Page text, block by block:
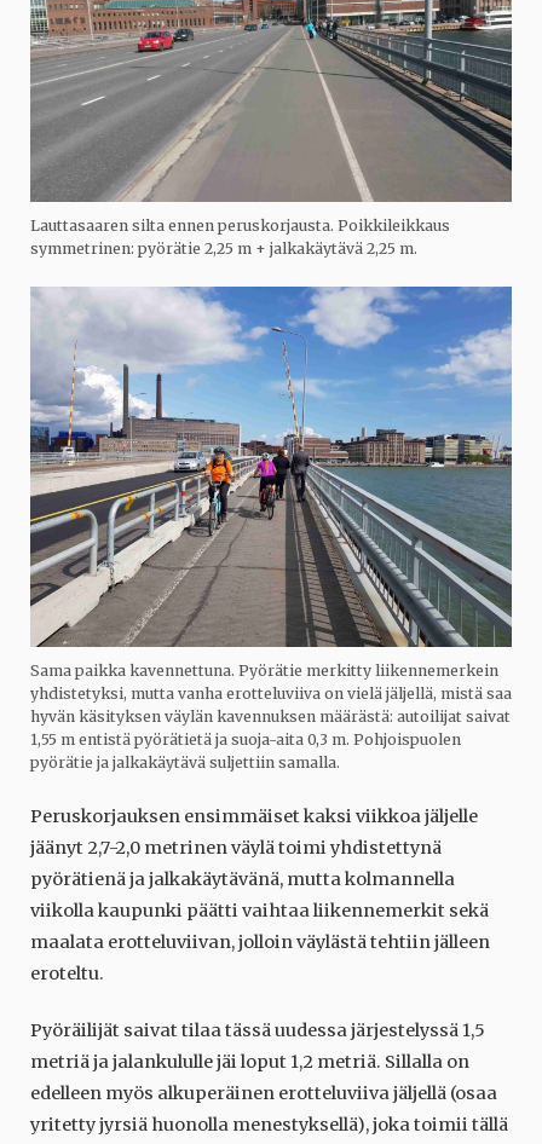
Lauttasaaren silta ennen peruskorjausta. Poikkileikkaus
symmetrinen: pyörätie 2,25 m + jalkakäytävä 2,25 m.
Sama paikka kavennettuna. Pyörätie merkitty liikennemerkein
yhdistetyksi, mutta vanha erotteluviiva on vielä jäljellä, mistä saa
hyvän käsityksen väylän kavennuksen määrästä: autoilijat saivat
1,55 m entistä pyörätietä ja suoja-aita 0,3 m. Pohjoispuolen
pyörätie ja jalkakäytävä suljettiin samalla.
Peruskorjauksen ensimmäiset kaksi viikkoa jäljelle
jäänyt 2,7-2,0 metrinen väylä toimi yhdistettynä
pyörätienä ja jalkakäytävänä, mutta kolmannella
viikolla kaupunki päätti vaihtaa liikennemerkit sekä
maalata erotteluviivan, jolloin väylästä tehtiin jälleen
eroteltu.
Pyöräilijät saivat tilaa tässä uudessa järjestelyssä 1,5
metriä ja jalankululle jäi loput 1,2 metriä. Sillalla on
edelleen myös alkuperäinen erotteluviiva jäljellä (osaa
yritetty jyrsiä huonolla menestyksellä), joka toimii tällä